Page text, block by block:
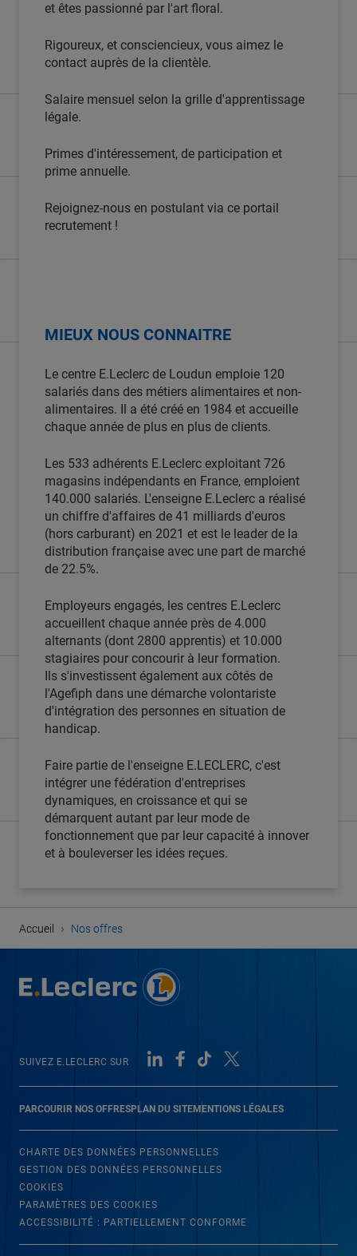
et êtes passionné par l'art floral.
Rigoureux, et consciencieux, vous aimez le
contact auprès de la clientèle.
Salaire mensuel selon la grille d'apprentissage
légale.
Primes d'intéressement, de participation et
prime annuelle.
Rejoignez-nous en postulant via ce portail
recrutement !
MIEUX NOUS CONNAITRE
Le centre E.Leclerc de Loudun emploie 120
salariés dans des métiers alimentaires et non-
alimentaires. Il a été créé en 1984 et accueille
chaque année de plus en plus de clients.
Les 533 adhérents E.Leclerc exploitant 726
magasins indépendants en France, emploient
140.000 salariés. L'enseigne E.Leclerc a réalisé
un chiffre d'affaires de 41 milliards d'euros
(hors carburant) en 2021 et est le leader de la
distribution française avec une part de marché
de 22.5%.
Employeurs engagés, les centres E.Leclerc
accueillent chaque année près de 4.000
alternants (dont 2800 apprentis) et 10.000
stagiaires pour concourir à leur formation.
Ils s'investissent également aux côtés de
l'Agefiph dans une démarche volontariste
d'intégration des personnes en situation de
handicap.
Faire partie de l'enseigne E.LECLERC, c'est
intégrer une fédération d'entreprises
dynamiques, en croissance et qui se
démarquent autant par leur mode de
fonctionnement que par leur capacité à innover
et à bouleverser les idées reçues.
Accueil › Nos offres
PARCOURIR NOS OFFRESPLAN DU SITEMENTIONS LÉGALES
SUIVEZ E.LECLERC SUR
CHARTE DES DONNÉES PERSONNELLES
GESTION DES DONNÉES PERSONNELLES
COOKIES
PARAMÈTRES DES COOKIES
ACCESSIBILITÉ : PARTIELLEMENT CONFORME